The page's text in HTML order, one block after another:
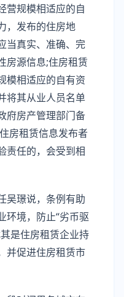
营规模相适应的自
，发布的住房地
当真实、准确、完
房源信息;住房租赁
模相适应的自有资
将其从业人员名单
府房产管理部门备
房租赁信息发布者
责任的，会受到相
吴璟说，条例有助
环境，防止“劣币驱
是住房租赁企业持
并促进住房租赁市